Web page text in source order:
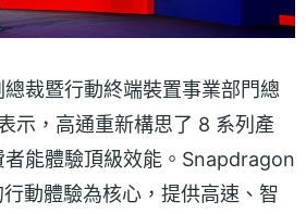
裁暨行動終端裝置事業部門總
示，高通重新構思了 8 系列產
者能體驗頂級效能。Snapdragon
動體驗為核心，提供高速、智